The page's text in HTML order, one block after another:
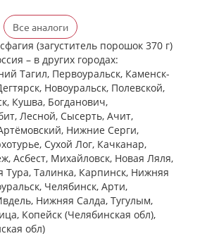
Все аналоги
(загуститель порошок 370 г)
– в других городах:
Тагил, Первоуральск, Каменск-
Новоуральск, Полевской,
Кушва, Богданович,
Лесной, Сысерть, Ачит,
Нижние Cерги,
Сухой Лог, Качканар,
Асбест, Михайловск, Новая Ляля,
Талинка, Карпинск, Нижняя
Челябинск, Арти,
Нижняя Салда, Тугулым,
Копейск (Челябинская обл),
обл)